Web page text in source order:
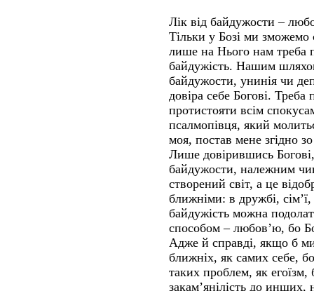
Лік від байдужости –
Тільки у Бозі ми
лише на Нього нам треба
байдужість. Нашим
байдужости, унинія чи
довіра себе Богові.
протистояти всім
псалмопівця, який
моя, постав мене згідно
Лише довірившись
байдужости, належним
створений світ, а це
ближніми: в дружбі,
байдужість можна
способом – любов’ю, бо
Адже й справді, якщо б
ближніх, як самих себе,
таких проблем, як егоїзм,
закам’янілість до